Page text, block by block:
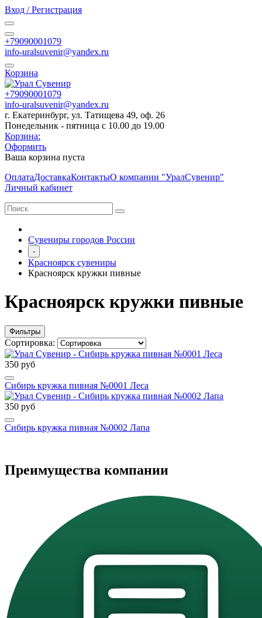
Вход / Регистрация
+79090001079
info-uralsuvenir@yandex.ru
Корзина
+79090001079
info-uralsuvenir@yandex.ru
г. Екатеринбург, ул. Татищева 49, оф. 26
Понедельник - пятница с 10.00 до 19.00
Корзина:
Оформить
Ваша корзина пуста
ОплатаДоставкаКонтактыО компании "УралСувенир"
Личный кабинет
Сувениры городов России
-
Красноярск сувениры
Красноярск кружки пивные
Красноярск кружки пивные
Фильтры
Сортировка:
350 руб
Сибирь кружка пивная №0001 Леса
350 руб
Сибирь кружка пивная №0002 Лапа
Преимущества компании